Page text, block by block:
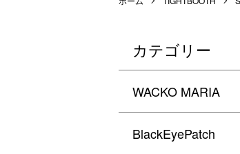
カテゴリー
WACKO MARIA
BlackEyePatch